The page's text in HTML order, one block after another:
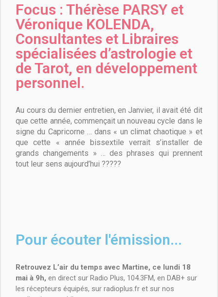
Focus : Thérèse PARSY et
Véronique KOLENDA,
Consultantes et Libraires
spécialisées d’astrologie et
de Tarot, en développement
personnel.
Au cours du dernier entretien, en Janvier, il avait été dit
que cette année, commençait un nouveau cycle dans le
signe du Capricorne … dans « un climat chaotique » et
que cette « année bissextile verrait s’installer de
grands changements » … des phrases qui prennent
tout leur sens aujourd’hui ?????
Pour écouter l'émission...
Retrouvez L’air du temps avec Martine, ce lundi 18
mai à 9h, en direct sur Radio Plus, 104.3FM, en DAB+ sur
les récepteurs équipés, sur radioplus.fr et sur nos